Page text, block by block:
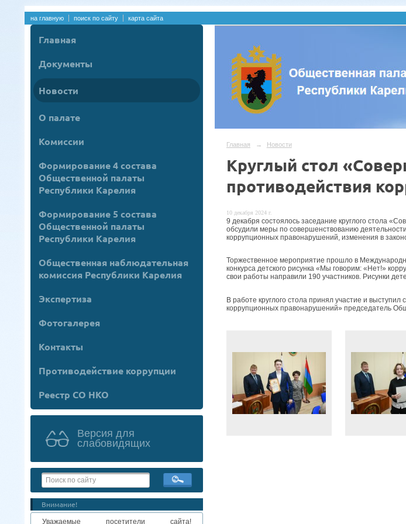
на главную поиск по сайту карта сайта
Главная
Документы
Новости
О палате
Комиссии
Формирование 4 состава
Общественной палаты
Республики Карелия
Формирование 5 состава
Общественной палаты
Республики Карелия
Общественная наблюдательная
комиссия Республики Карелия
Экспертиза
Фотогалерея
Контакты
Противодействие коррупции
Реестр СО НКО
Версия для
слабовидящих
Внимание!
Уважаемые посетители сайта!
Главная → Новости
Круглый стол
противодействия
10 декабря 2024 г.
9 декабря состоялось заседание круглого стола
обсудили меры по совершенствованию
коррупционных правонарушений, изменения в
Торжественное мероприятие прошло в
конкурса детского рисунка «Мы говорим: «Нет!»
свои работы направили 190 участников. Рисунки
В работе круглого стола принял участие и
коррупционных правонарушений» председатель